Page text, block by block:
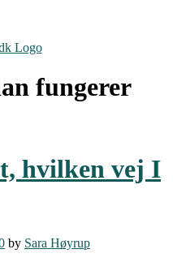
fungerer
hvilken vej I
by Sara Høyrup